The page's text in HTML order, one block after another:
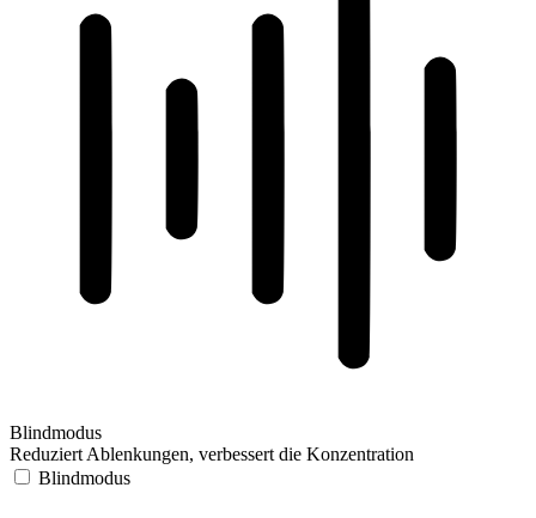
Blindmodus
Reduziert Ablenkungen, verbessert die Konzentration
Blindmodus